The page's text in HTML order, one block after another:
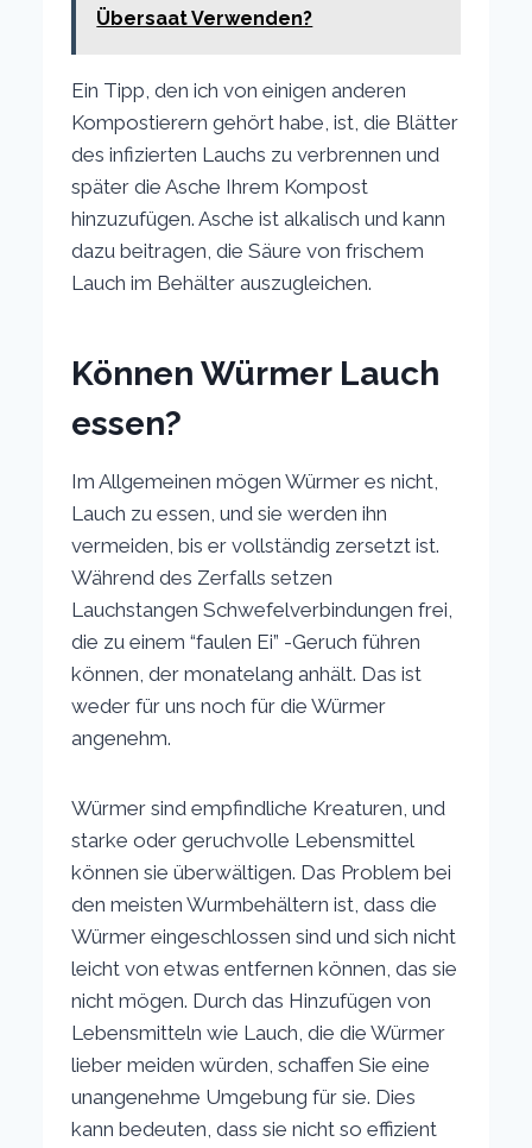
Übersaat Verwenden?
Ein Tipp, den ich von einigen anderen
Kompostierern gehört habe, ist, die Blätter
des infizierten Lauchs zu verbrennen und
später die Asche Ihrem Kompost
hinzuzufügen. Asche ist alkalisch und kann
dazu beitragen, die Säure von frischem
Lauch im Behälter auszugleichen.
Können Würmer Lauch
essen?
Im Allgemeinen mögen Würmer es nicht,
Lauch zu essen, und sie werden ihn
vermeiden, bis er vollständig zersetzt ist.
Während des Zerfalls setzen
Lauchstangen Schwefelverbindungen frei,
die zu einem “faulen Ei” -Geruch führen
können, der monatelang anhält. Das ist
weder für uns noch für die Würmer
angenehm.
Würmer sind empfindliche Kreaturen, und
starke oder geruchvolle Lebensmittel
können sie überwältigen. Das Problem bei
den meisten Wurmbehältern ist, dass die
Würmer eingeschlossen sind und sich nicht
leicht von etwas entfernen können, das sie
nicht mögen. Durch das Hinzufügen von
Lebensmitteln wie Lauch, die die Würmer
lieber meiden würden, schaffen Sie eine
unangenehme Umgebung für sie. Dies
kann bedeuten, dass sie nicht so effizient